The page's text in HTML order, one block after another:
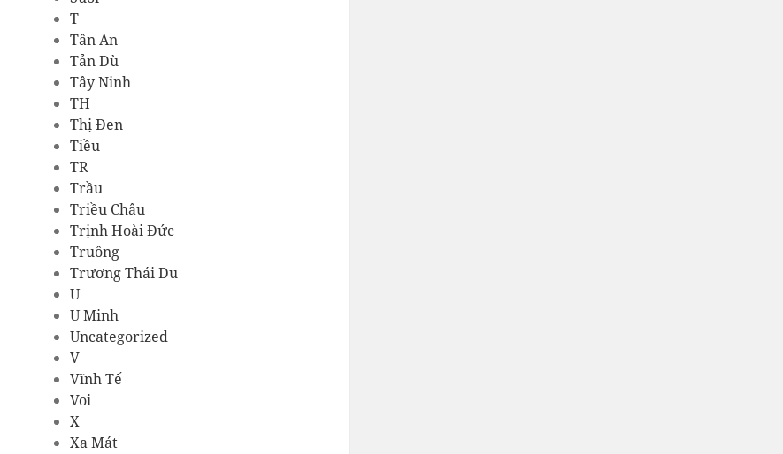
T
Tân An
Tản Dù
Tây Ninh
TH
Thị Đen
Tiều
TR
Trầu
Triều Châu
Trịnh Hoài Đức
Truông
Trương Thái Du
U
U Minh
Uncategorized
V
Vĩnh Tế
Voi
X
Xa Mát